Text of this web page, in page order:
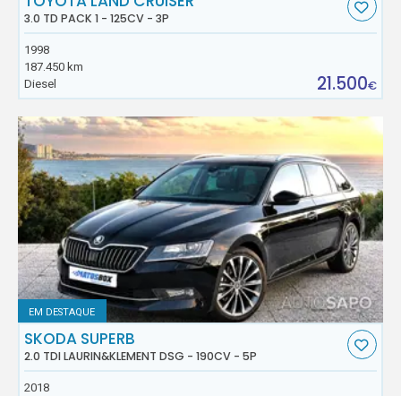
3.0 TD PACK 1 - 125CV - 3P
1998
187.450 km
Diesel
21.500€
EM DESTAQUE
SKODA SUPERB
2.0 TDI LAURIN&KLEMENT DSG - 190CV - 5P
2018